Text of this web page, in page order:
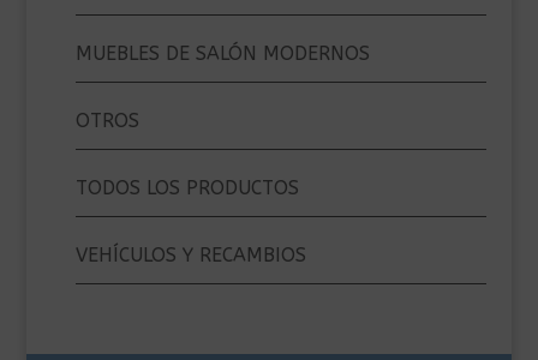
MUEBLES DE SALÓN MODERNOS
OTROS
TODOS LOS PRODUCTOS
VEHÍCULOS Y RECAMBIOS